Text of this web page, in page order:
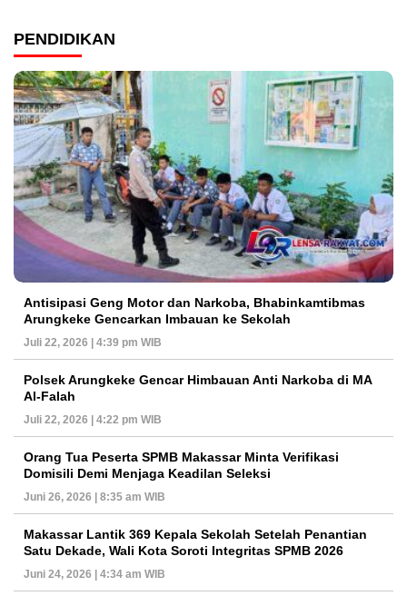
PENDIDIKAN
Antisipasi Geng Motor dan Narkoba, Bhabinkamtibmas
Arungkeke Gencarkan Imbauan ke Sekolah
Juli 22, 2026 | 4:39 pm WIB
Polsek Arungkeke Gencar Himbauan Anti Narkoba di MA
Al-Falah
Juli 22, 2026 | 4:22 pm WIB
Orang Tua Peserta SPMB Makassar Minta Verifikasi
Domisili Demi Menjaga Keadilan Seleksi
Juni 26, 2026 | 8:35 am WIB
Makassar Lantik 369 Kepala Sekolah Setelah Penantian
Satu Dekade, Wali Kota Soroti Integritas SPMB 2026
Juni 24, 2026 | 4:34 am WIB